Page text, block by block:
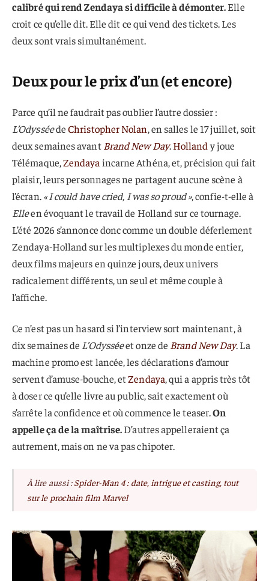
calibré qui rend Zendaya si difficile à démonter.Elle
croit ce qu’elle dit. Elle dit ce qui vend des tickets. Les
deux sont vrais simultanément.
Deux pour le prix d’un (et encore)
Parce qu’il ne faudrait pas oublier l’autre dossier :
L’OdysséedeChristopher Nolan, en salles le 17 juillet, soit
deux semaines avant Brand New Day.Hollandy joue
Télémaque,Zendaya incarne Athéna, et, précision qui fait
plaisir, leurs personnages ne partagent aucune scène à
l’écran. « I could have cried, I was so proud », confie-t-elle à
Elleen évoquant le travail de Holland sur ce tournage.
L’été 2026 s’annonce donc comme un double déferlement
Zendaya-Holland sur les multiplexes du monde entier,
deux films majeurs en quinze jours, deux univers
radicalement différents, un seul et même couple à
l’affiche.
Ce n’est pas un hasard si l’interview sort maintenant, à
dix semaines de L’Odysséeet onze de Brand New Day. La
machine promo est lancée, les déclarations d’amour
servent d’amuse-bouche, etZendaya, qui a appris très tôt
à doser ce qu’elle livre au public, sait exactement où
s’arrête la confidence et où commence le teaser.On
appelle ça de la maîtrise.D’autres appelleraient ça
autrement, mais on ne va pas chipoter.
À lire aussi :Spider-Man 4 : date, intrigue et casting, tout
sur le prochain film Marvel